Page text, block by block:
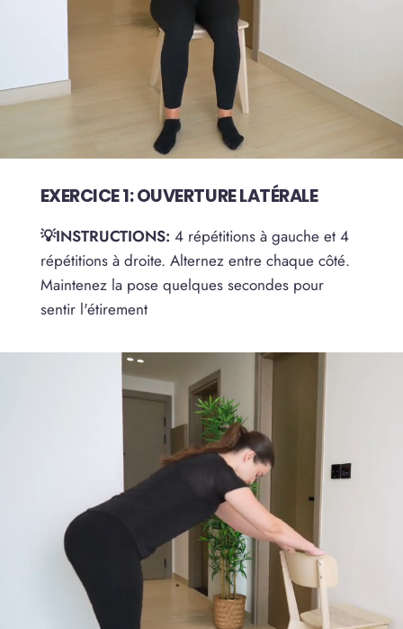
EXERCICE 1: OUVERTURE LATÉRALE
💡INSTRUCTIONS: 4 répétitions à gauche et 4
répétitions à droite. Alternez entre chaque côté.
Maintenez la pose quelques secondes pour
sentir l'étirement